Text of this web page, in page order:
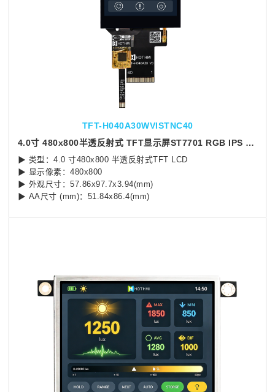
TFT-H040A30WVISTNC40
4.0寸 480x800半透反射式 TFT显示屏ST7701 RGB IPS 阳光下可视宽温 LCD 模块
▶ 类型：4.0 寸480x800 半透反射式TFT LCD
▶ 显示像素：480x800
▶ 外观尺寸：57.86x97.7x3.94(mm)
▶ AA尺寸 (mm)：51.84x86.4(mm)